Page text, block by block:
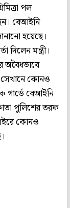
পল
বেআইনি
হয়েছে।
দিলেন মন্ত্রী।
অবৈধভাবে
সেখানে কোনও
গার্ডে বেআইনি
পুলিশের তরফ
কোনও